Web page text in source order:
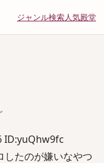
ジャンル検索人気殿堂
ID:yuQhw9fc
したのが嫌いなやつ